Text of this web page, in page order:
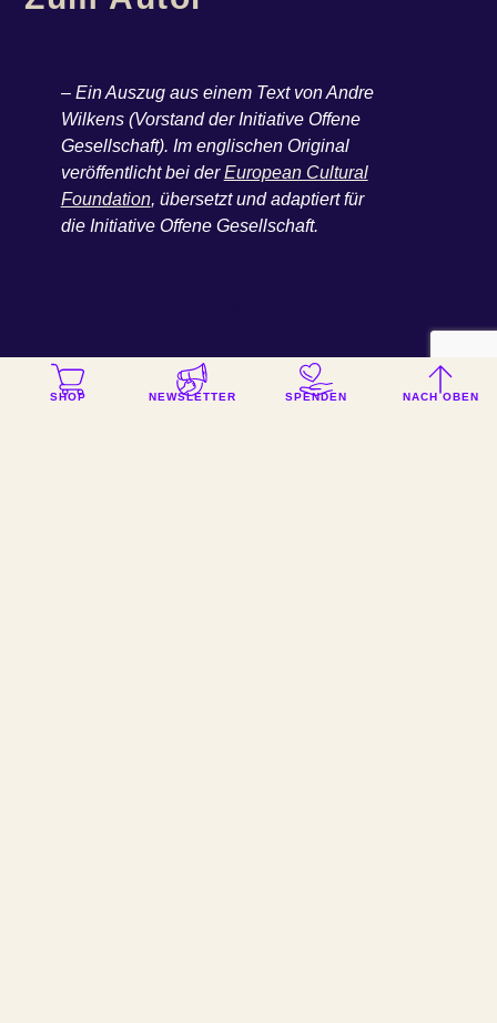
SHOP NEWSLETTER SPENDEN NACH OBEN
– Ein Auszug aus einem Text von Andre
Wilkens (Vorstand der Initiative Offene
Gesellschaft). Im englischen Original
veröffentlicht bei derEuropean Cultural
Foundation, übersetzt und adaptiert für
die Initiative Offene Gesellschaft.